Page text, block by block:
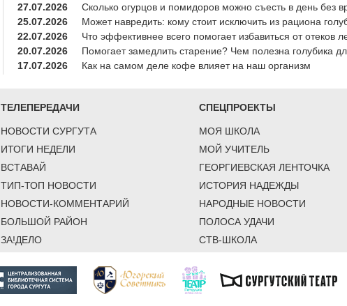
27.07.2026
Сколько огурцов и помидоров можно съесть в день без
25.07.2026
Может навредить: кому стоит исключить из рациона
22.07.2026
Что эффективнее всего помогает избавиться от отеков
20.07.2026
Помогает замедлить старение? Чем полезна голубика
17.07.2026
Как на самом деле кофе влияет на наш организм
ТЕЛЕПЕРЕДАЧИ
НОВОСТИ СУРГУТА
ИТОГИ НЕДЕЛИ
ВСТАВАЙ
ТИП-ТОП НОВОСТИ
НОВОСТИ-КОММЕНТАРИЙ
БОЛЬШОЙ РАЙОН
ЗА!ДЕЛО
СПЕЦПРОЕКТЫ
МОЯ ШКОЛА
МОЙ УЧИТЕЛЬ
ГЕОРГИЕВСКАЯ ЛЕНТОЧКА
ИСТОРИЯ НАДЕЖДЫ
НАРОДНЫЕ НОВОСТИ
ПОЛОСА УДАЧИ
СТВ-ШКОЛА